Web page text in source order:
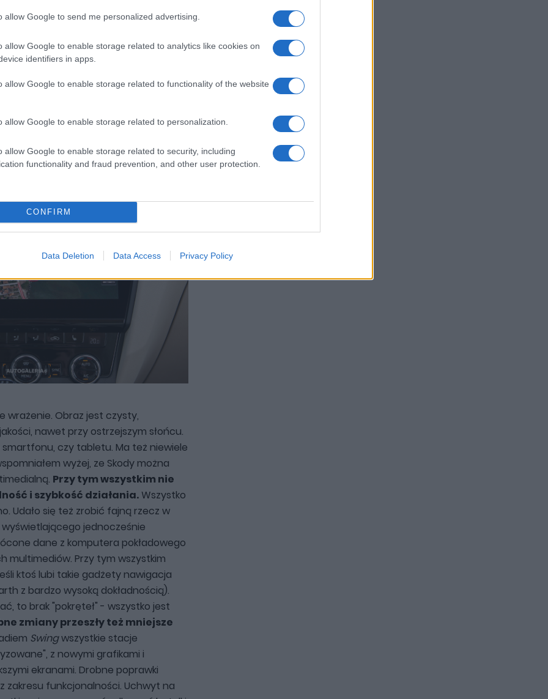
allow Google to send me personalized advertising.
allow Google to enable storage related to analytics like cookies on
identifiers in apps.
allow Google to enable storage related to functionality of the website
allow Google to enable storage related to personalization.
allow Google to enable storage related to security, including
functionality and fraud prevention, and other user protection.
CONFIRM
Data Deletion Data Access Privacy Policy
dodano do niej tylko możliwość
podgrzewanie. Za nią
z tymi, z których korzysta
też (odpłatnie) możliwość
ładowanie, dostęp do
telefonu (Apple CarPlay,
wybiorą nawigację
potężną "zabawkę" - 9,2-calowy
rozdzielczości.
wrażenie. Obraz jest czysty,
nawet przy ostrzejszym słońcu.
czy tabletu. Ma też niewiele
wyżej, ze Skody można
Przy tym wszystkim nie
i szybkość działania.Wszystko
Udało się też zrobić fajną rzecz w
jednocześnie
dane z komputera pokładowego
multimediów. Przy tym wszystkim
ktoś lubi takie gadżety nawigacja
z bardzo wysoką dokładnością).
to brak "pokręteł" - wszystko jest
zmiany przeszły też mniejsze
Swingwszystkie stacje
z nowymi grafikami i
ekranami. Drobne poprawki
zakresu funkcjonalności. Uchwyt na